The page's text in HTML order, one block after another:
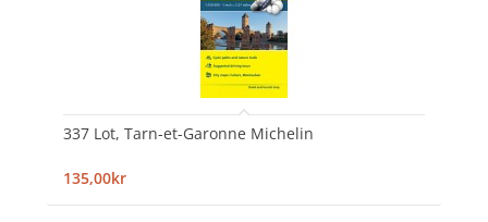
337 Lot, Tarn-et-Garonne Michelin
135,00kr